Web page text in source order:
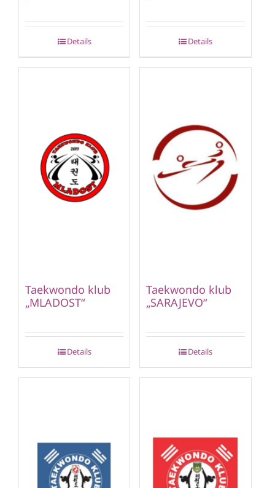
Details Details
Taekwondo klub
„MLADOST“
Details
Taekwondo klub
„SARAJEVO“
Details